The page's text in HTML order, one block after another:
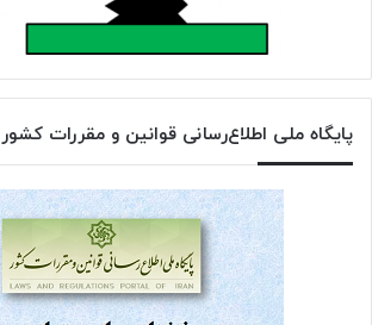
پایگاه ملی اطلاع‌رسانی قوانین و مقررات کشور